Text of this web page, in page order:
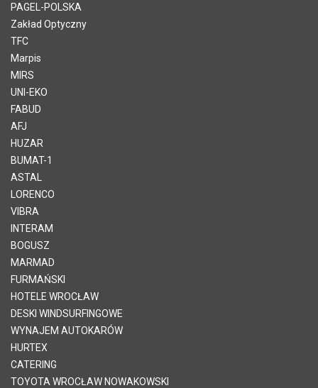
PAGEL-POLSKA
Zakład Optyczny
TFC
Marpis
MIRS
UNI-EKO
FABUD
AFJ
HUZAR
BUMAT-1
ASTAL
LORENCO
VIBRA
INTERAM
BOGUSZ
MARMAD
FURMAŃSKI
HOTELE WROCŁAW
DESKI WINDSURFINGOWE
WYNAJEM AUTOKARÓW
HURTEX
CATERING
TOYOTA WROCŁAW NOWAKOWSKI